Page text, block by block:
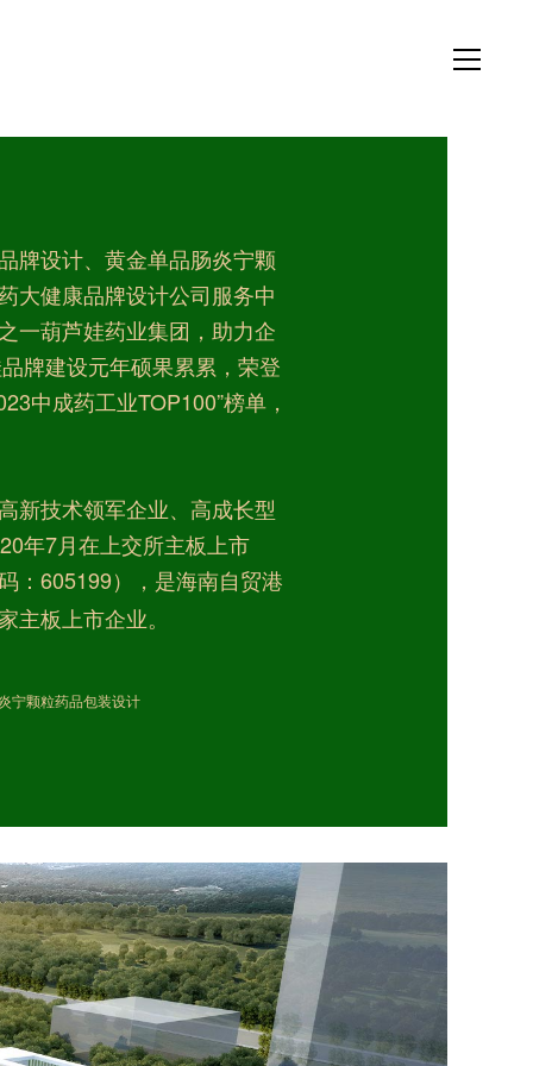
牌设计、黄金单品肠炎宁颗
大健康品牌设计公司服务中
一葫芦娃药业集团，助力企
牌建设元年硕果累累，荣登
中成药工业TOP100”榜单，
新技术领军企业、高成长型
年7月在上交所主板上市
：605199），是海南自贸港
主板上市企业。
宁颗粒药品包装设计